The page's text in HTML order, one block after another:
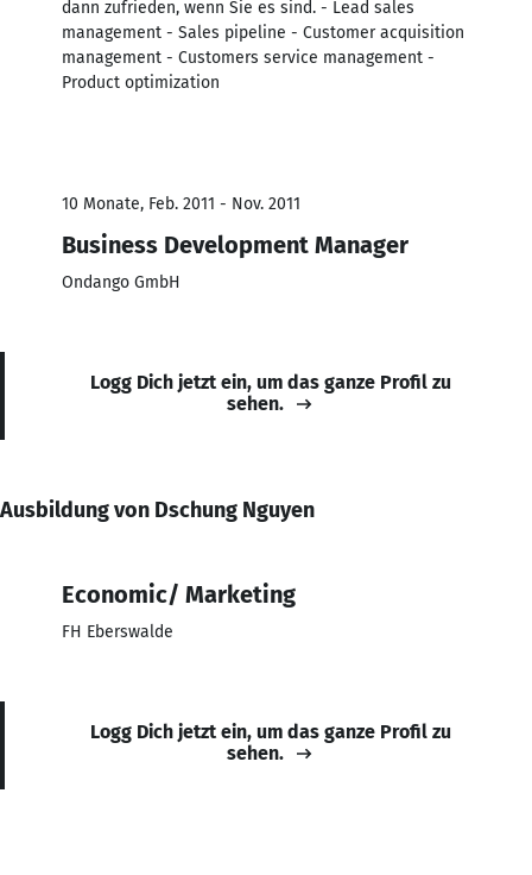
dann zufrieden, wenn Sie es sind. - Lead sales
management - Sales pipeline - Customer acquisition
management - Customers service management -
Product optimization
10 Monate, Feb. 2011 - Nov. 2011
Business Development Manager
Ondango GmbH
Logg Dich jetzt ein, um das ganze Profil zu
sehen.
Ausbildung von Dschung Nguyen
Economic/ Marketing
FH Eberswalde
Logg Dich jetzt ein, um das ganze Profil zu
sehen.